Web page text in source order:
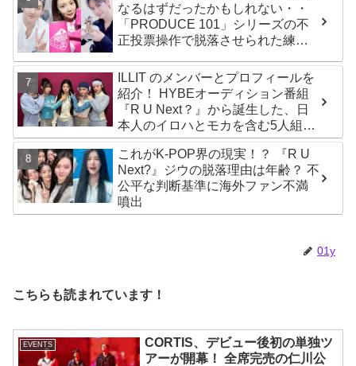
なるはずだったかもしれない・・
「PRODUCE 101」シリーズの不
正投票操作で脱落させられた練習
ILLIT のメンバーとプロフィールを
紹介！ HYBEオーディション番組
『R U Next？』から誕生した、日
本人のイロハとモカを含む5人組ガ
ールズグループ！ デビュー曲
「Magnetic」がいきなりの大ヒッ
ト
これがK-POP界の現実！？ 『R U
Next?』ジウの脱落理由は年齢？ 不
公平な判断基準に海外ファン不満
噴出
01y
こちらも読まれています！
EVENTS
CORTIS、デビュー後初の単独ツ
アーが開幕！ 全席完売の仁川公